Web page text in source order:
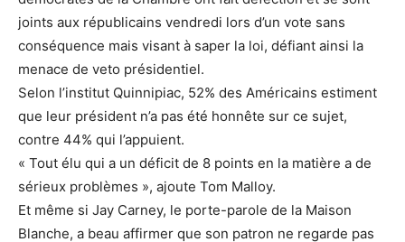
joints aux républicains vendredi lors d’un vote sans
conséquence mais visant à saper la loi, défiant ainsi la
menace de veto présidentiel.
Selon l’institut Quinnipiac, 52% des Américains estiment
que leur président n’a pas été honnête sur ce sujet,
contre 44% qui l’appuient.
« Tout élu qui a un déficit de 8 points en la matière a de
sérieux problèmes », ajoute Tom Malloy.
Et même si Jay Carney, le porte-parole de la Maison
Blanche, a beau affirmer que son patron ne regarde pas